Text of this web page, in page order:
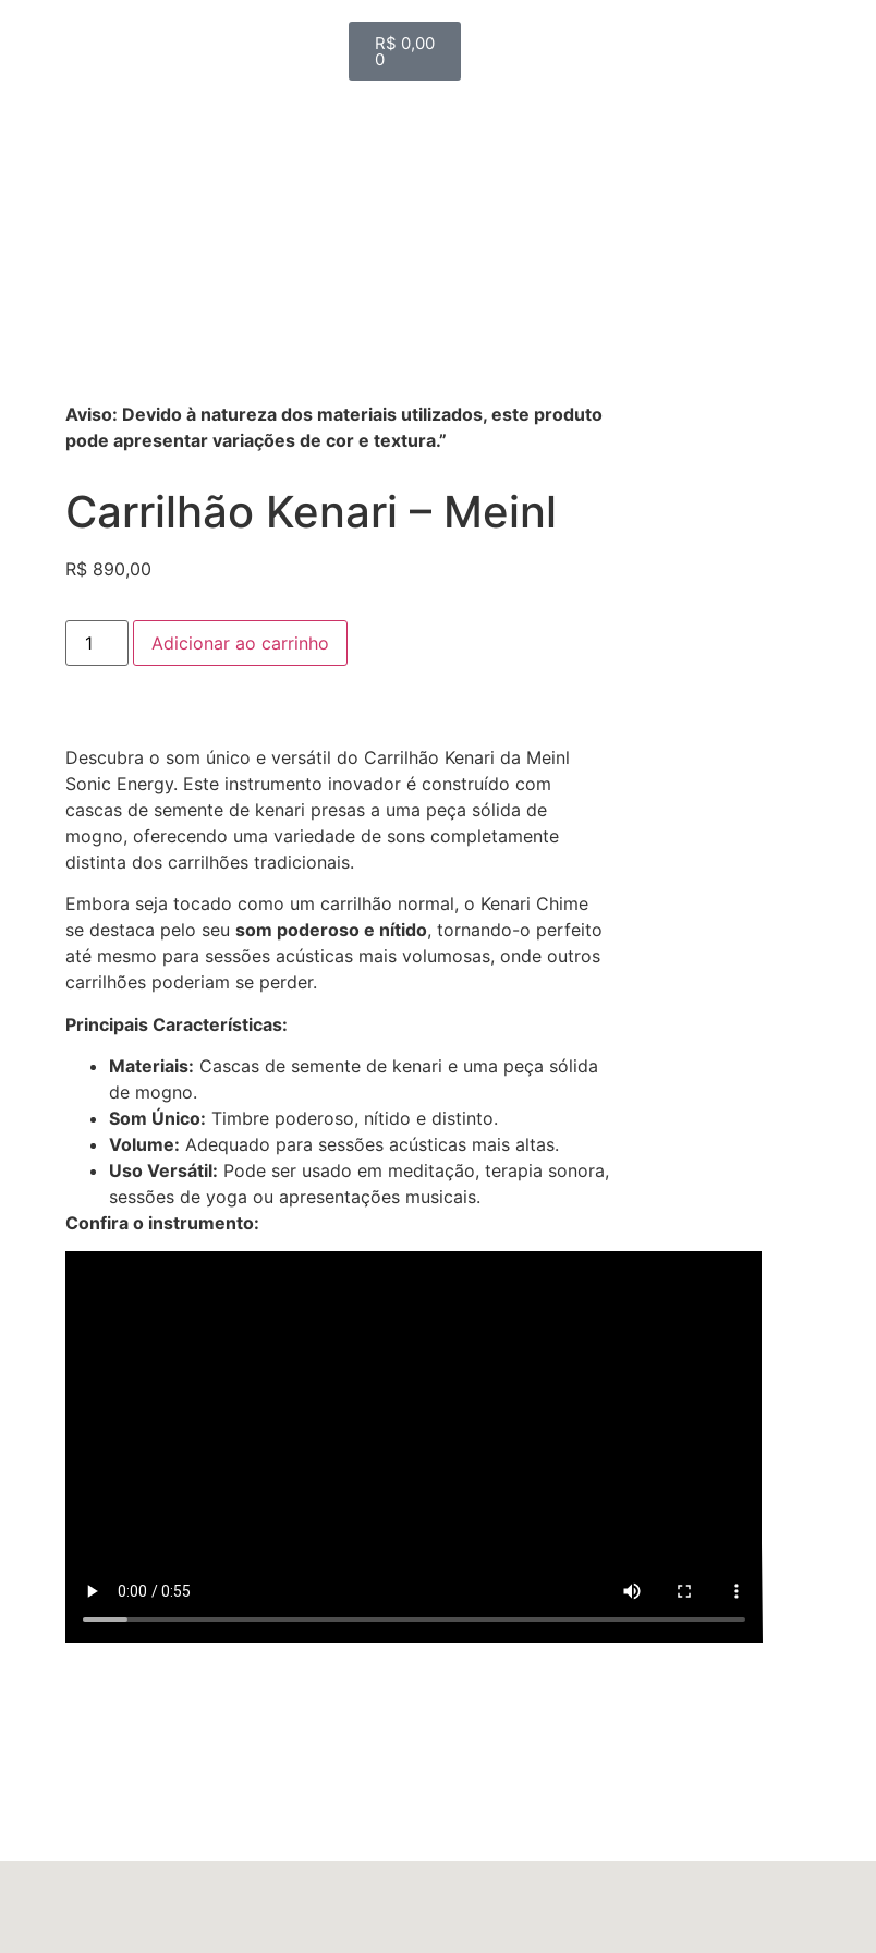
R$ 0,00
0
Aviso: Devido à natureza dos materiais utilizados, este produto
pode apresentar variações de cor e textura.”
Carrilhão Kenari – Meinl
R$ 890,00
Adicionar ao carrinho
Descubra o som único e versátil do Carrilhão Kenari da Meinl
Sonic Energy. Este instrumento inovador é construído com
cascas de semente de kenari presas a uma peça sólida de
mogno, oferecendo uma variedade de sons completamente
distinta dos carrilhões tradicionais.
Embora seja tocado como um carrilhão normal, o Kenari Chime
se destaca pelo seu som poderoso e nítido, tornando-o perfeito
até mesmo para sessões acústicas mais volumosas, onde outros
carrilhões poderiam se perder.
Principais Características:
Materiais: Cascas de semente de kenari e uma peça sólida
de mogno.
Som Único: Timbre poderoso, nítido e distinto.
Volume: Adequado para sessões acústicas mais altas.
Uso Versátil: Pode ser usado em meditação, terapia sonora,
sessões de yoga ou apresentações musicais.
Confira o instrumento: